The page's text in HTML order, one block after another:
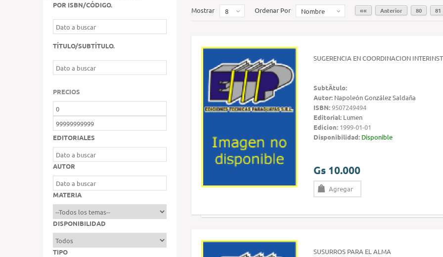
POR ISBN/CÓDIGO.
TÍTULO/SUBTÍTULO.
PRECIOS
EDITORIALES
AUTOR
MATERIA
DISPONIBILIDAD
TIPO
Mostrar 8 Ordenar Por Nombre «« Anterior 80 81
SUGERENCIA EN COORDINACION
SubtÃ­tulo:
Autor: Napoleón González Saldaña
ISBN:9507249494
Editorial: Lumen
Edicion: 1999-01-01
Disponibilidad: Disponible
Gs 10.000
Agregar
SUSURROS PARA EL ALMA